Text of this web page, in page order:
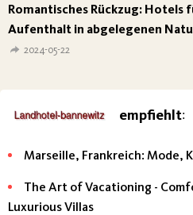
Romantisches Rückzug: Hotels
Aufenthalt in abgelegenen
2024-05-22
empfiehlt:
Marseille, Frankreich: Mode,
The Art of Vacationing -
Luxurious Villas